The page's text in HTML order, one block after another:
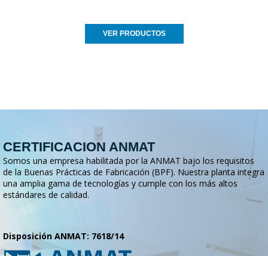
VER PRODUCTOS
CERTIFICACION ANMAT
Somos una empresa habilitada por la ANMAT bajo los requisitos
de la Buenas Prácticas de Fabricación (BPF). Nuestra planta integra
una amplia gama de tecnologías y cumple con los más altos
estándares de calidad.
Disposición ANMAT: 7618/14